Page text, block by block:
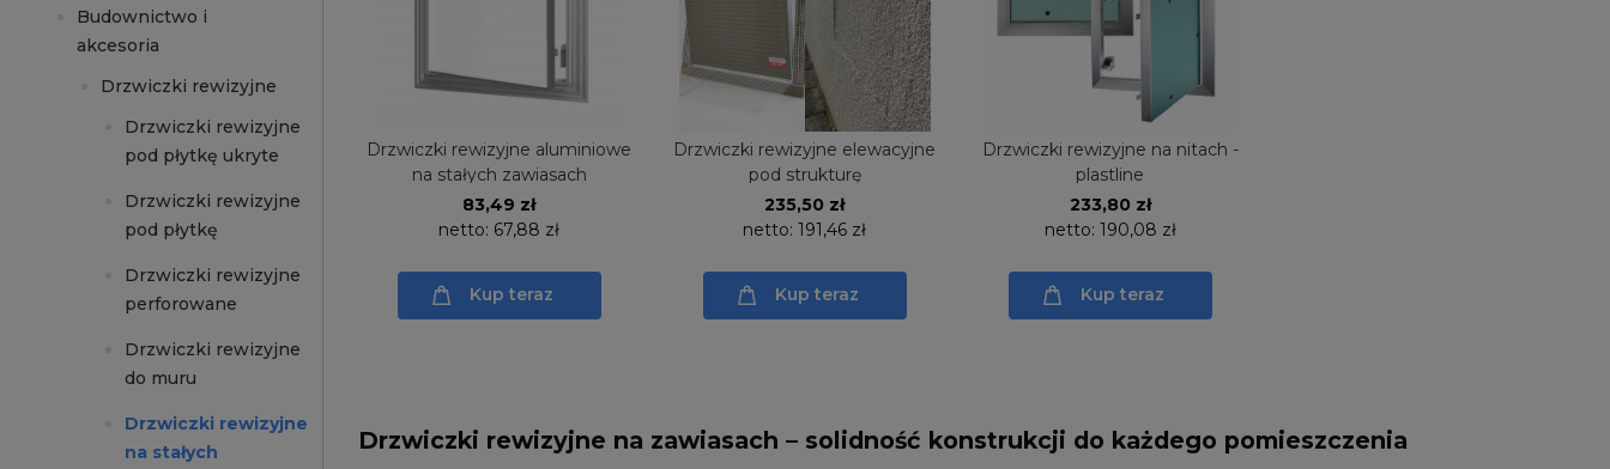
Budownictwo i
akcesoria
Drzwiczki rewizyjne
Drzwiczki rewizyjne
pod płytkę ukryte
Drzwiczki rewizyjne
pod płytkę
Drzwiczki rewizyjne
perforowane
Drzwiczki rewizyjne
do muru
Drzwiczki rewizyjne
na stałych
Drzwiczki rewizyjne aluminiowe
na stałych zawiasach
83,49 zł
netto: 67,88 zł
Kup teraz
Drzwiczki rewizyjne elewacyjne
pod strukturę
235,50 zł
netto: 191,46 zł
Kup teraz
Drzwiczki rewizyjne na nitach -
plastline
233,80 zł
netto: 190,08 zł
Kup teraz
Drzwiczki rewizyjne na zawiasach – solidność konstrukcji do każdego pomieszczenia